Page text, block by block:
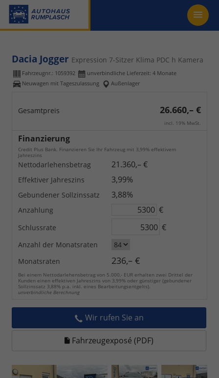
Dacia Jogger Expression 7-Sitzer Klima PDC h Kamera
Fahrzeugnr.: 1059392 unverbindliche Lieferzeit: 4 Monate
Neuwagen mit Tageszulassung
Außenlager
Gesamtpreis 26.660,– €
incl. 19% MwSt.
Finanzierung
Credit Plus Bank. Finanzieren Sie Ihr Fahrzeug mit 3,99% effektivem
Jahreszins
Nettodarlehensbetrag 21.360,– €
Effektiver Jahreszins 3,99%
Gebundener Sollzinssatz 3,88%
Anzahlung €
Schlussrate €
Anzahl der Monatsraten
Monatsraten
236,– €
Bei einem Nettodarlehensbetrag von 5.000,- EUR erhalten zwei Drittel der
Kunden einen effektiven Jahreszins von 3,99% oder günstiger (gebundener
Sollzinssatz 3,88% p.a. inkl. eines Bearbeitungsentgelts).
unverbindliche Berechnung
Wir rufen Sie an
Fahrzeugexposé (PDF)